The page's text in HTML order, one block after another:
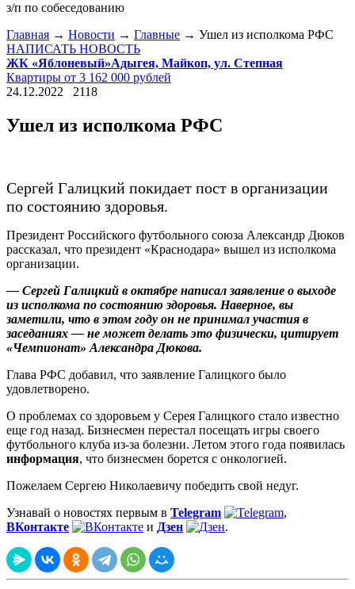
з/п по собеседованию
Главная → Новости → Главные → Ушел из исполкома РФС
НАПИСАТЬ НОВОСТЬ
ЖК «Яблоневый»Адыгея, Майкоп, ул. Степная
Квартиры от 3 162 000 рублей
24.12.2022
2118
Ушел из исполкома РФС
Сергей Галицкий покидает пост в организации
по состоянию здоровья.
Президент Российского футбольного союза Александр Дюков
рассказал, что президент «Краснодара» вышел из исполкома
организации.
— Сергей Галицкий в октябре написал заявление о выходе
из исполкома по состоянию здоровья. Наверное, вы
заметили, что в этом году он не принимал участия в
заседаниях — не может делать это физически, цитирует
«Чемпионат» Александра Дюкова.
Глава РФС добавил, что заявление Галицкого было
удовлетворено.
О проблемах со здоровьем у Серея Галицкого стало известно
еще год назад. Бизнесмен перестал посещать игры своего
футбольного клуба из-за болезни. Летом этого года появилась
информация, что бизнесмен борется с онкологией.
Пожелаем Сергею Николаевичу победить свой недуг.
Узнавай о новостях первым в Telegram
,
ВКонтакте
и Дзен .